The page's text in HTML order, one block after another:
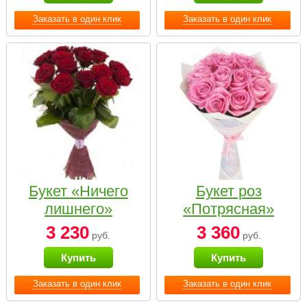
Заказать в один клик Заказать в один клик
Заказать в один клик
Букет «Ничего
лишнего»
3 230 руб.
Купить
Заказать в один клик
Букет роз
«Потрясная»
3 360руб.
Купить